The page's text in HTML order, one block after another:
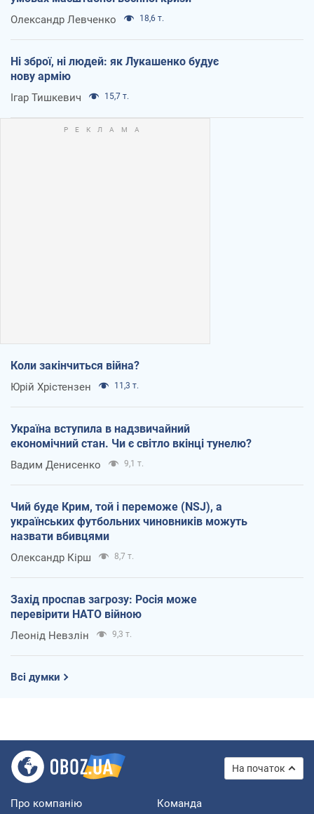
Олександр Левченко 18,6 т.
Ні зброї, ні людей: як Лукашенко будує
нову армію
Ігар Тишкевич 15,7 т.
Коли закінчиться війна?
Юрій Хрістензен 11,3 т.
Україна вступила в надзвичайний
економічний стан. Чи є світло вкінці тунелю?
Вадим Денисенко 9,1 т.
Чий буде Крим, той і переможе (NSJ), а
українських футбольних чиновників можуть
назвати вбивцями
Олександр Кірш 8,7 т.
Захід проспав загрозу: Росія може
перевірити НАТО війною
Леонід Невзлін 9,3 т.
Всі думки
На початок
Про компанію Команда